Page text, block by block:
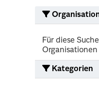
Für diese
Kategorien